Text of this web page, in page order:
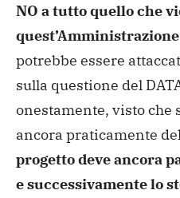
NO a tutto quello che
quest’Amministrazione
potrebbe essere
sulla questione del
onestamente, visto che
ancora praticamente
progetto deve ancora
e successivamente lo